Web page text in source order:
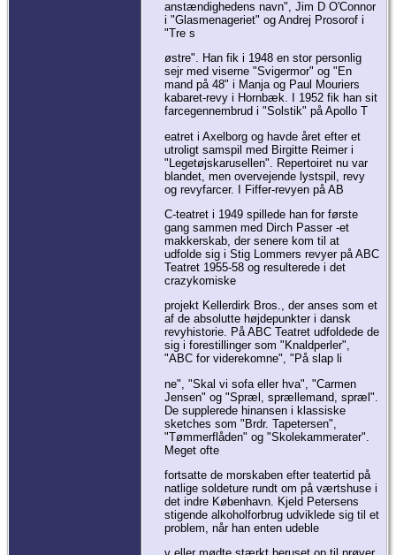
anstændighedens navn", Jim D O'Connor
i "Glasmenageriet" og Andrej Prosorof i
"Tre s
østre". Han fik i 1948 en stor personlig
sejr med viserne "Svigermor" og "En
mand på 48" i Manja og Paul Mouriers
kabaret-revy i Hornbæk. I 1952 fik han sit
farcegennembrud i "Solstik" på Apollo T
eatret i Axelborg og havde året efter et
utroligt samspil med Birgitte Reimer i
"Legetøjskarusellen". Repertoiret nu var
blandet, men overvejende lystspil, revy
og revyfarcer. I Fiffer-revyen på AB
C-teatret i 1949 spillede han for første
gang sammen med Dirch Passer -et
makkerskab, der senere kom til at
udfolde sig i Stig Lommers revyer på ABC
Teatret 1955-58 og resulterede i det
crazykomiske
projekt Kellerdirk Bros., der anses som et
af de absolutte højdepunkter i dansk
revyhistorie. På ABC Teatret udfoldede de
sig i forestillinger som "Knaldperler",
"ABC for viderekomne", "På slap li
ne", "Skal vi sofa eller hva", "Carmen
Jensen" og "Spræl, sprællemand, spræl".
De supplerede hinansen i klassiske
sketches som "Brdr. Tapetersen",
"Tømmerflåden" og "Skolekammerater".
Meget ofte
fortsatte de morskaben efter teatertid på
natlige soldeture rundt om på værtshuse i
det indre København. Kjeld Petersens
stigende alkoholforbrug udviklede sig til et
problem, når han enten udeble